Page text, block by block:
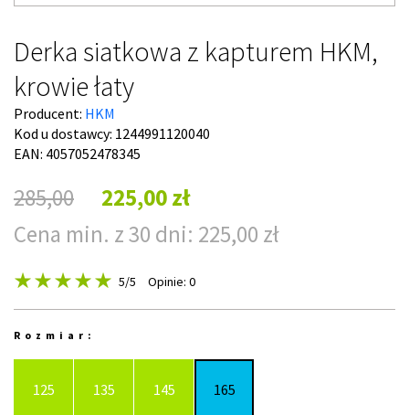
Derka siatkowa z kapturem HKM,
krowie łaty
Producent: HKM
Kod u dostawcy: 1244991120040
EAN: 4057052478345
285,00
225,00 zł
Cena min. z 30 dni: 225,00 zł
5/5 Opinie: 0
Rozmiar:
125 135 145 165